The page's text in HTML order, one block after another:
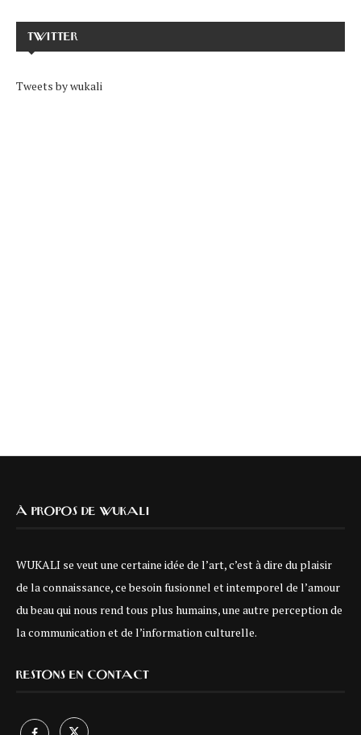
TWITTER
Tweets by wukali
À PROPOS DE WUKALI
WUKALI se veut une certaine idée de l’art, c’est à dire du plaisir
de la connaissance, ce besoin fusionnel et intemporel de l’amour
du beau qui nous rend tous plus humains, une autre perception de
la communication et de l’information culturelle.
RESTONS EN CONTACT